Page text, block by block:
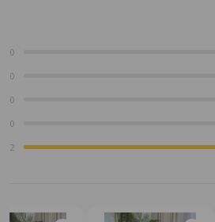
0
0
0
0
2